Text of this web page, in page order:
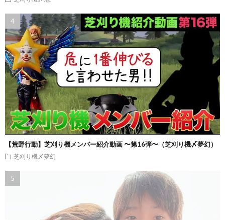
【荒野行動】芝刈り機メンバー紹介動画 〜第16弾〜（芝刈り機〆夢幻）
芝刈り機〆夢幻